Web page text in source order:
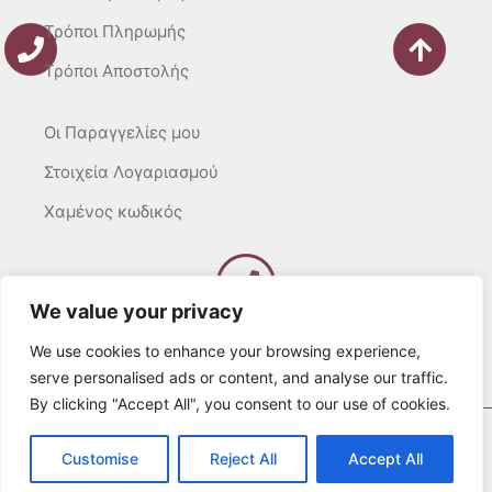
We value your privacy
We use cookies to enhance your browsing experience,
serve personalised ads or content, and analyse our traffic.
By clicking "Accept All", you consent to our use of cookies.
Customise Reject All Accept All
Τρόποι Πληρωμής
Τρόποι Αποστολής
Οι Παραγγελίες μου
Στοιχεία Λογαριασμού
Χαμένος κωδικός
Καλέστε μας
Δευτ – Τετ. – Σαβ. : 10:00 – 15:00
Τρίτ. – Πέμπτ. – Παρ. : 10:00 – 21:00
© 2022 Λευκά Όνειρα All rights Reserved